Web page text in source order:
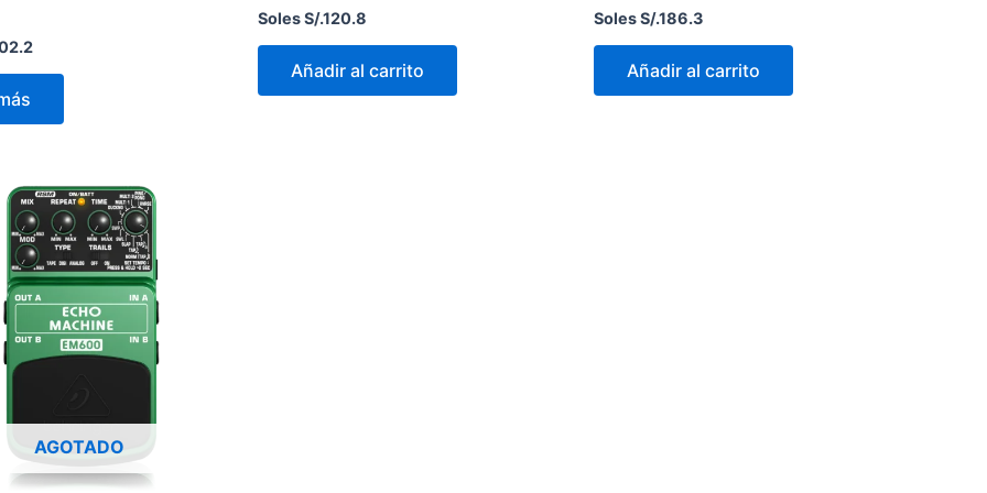
Soles S/.120.8
Añadir al carrito
Soles S/.186.3
Añadir al carrito
AGOTADO